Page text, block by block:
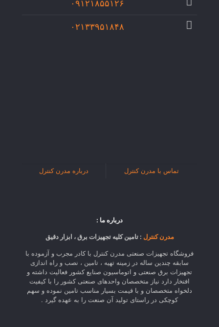
۰۹۱۲۱۸۵۵۱۲۶
۰۲۱۳۳۹۵۱۸۴۸
تماس با مدرن کنترل درباره مدرن کنترل
درباره ما :
مدرن کنترل : تامین کلیه تجهیزات برق ، ابزار دقیق
فروشگاه تجهیزات صنعتی مدرن کنترل با کادر مجرب و آزموده با
سابقه چندین ساله در زمینه تهیه ، تامین ، نصب و راه اندازی
تجهیزات برق صنعتی و اتوماسیون صنایع کشور فعالیت داشته و
افتخار دارد نیاز متخصصان واحدهای صنعتی کشور را با کیفیت
دلخواه متخصصان و با قیمت بسیار مناسب تامین نموده و سهم
کوچکی در راستای تولید آن صنعت را به عهده گیرد .